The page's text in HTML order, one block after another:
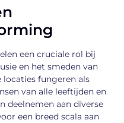
een cruciale rol bij
en het smeden van
locaties fungeren als
van alle leeftijden en
deelnemen aan diverse
een breed scala aan